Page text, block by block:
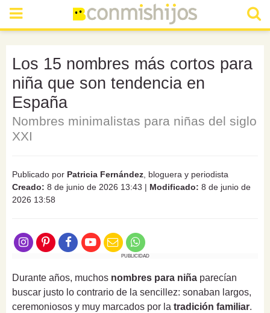
Los 15 nombres más cortos para
niña que son tendencia en
España
Nombres minimalistas para niñas del siglo
XXI
Publicado por Patricia Fernández , bloguera y periodista
Creado: 8 de junio de 2026 13:43 | Modificado: 8 de junio de
2026 13:58
PUBLICIDAD
Durante años, muchos nombres para niña parecían
buscar justo lo contrario de la sencillez: sonaban largos,
ceremoniosos y muy marcados por la tradición familiar.